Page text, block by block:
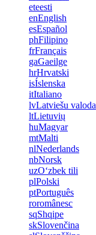
eteesti
enEnglish
esEspañol
phFilipino
frFrançais
gaGaeilge
hrHrvatski
isÍslenska
itItaliano
lvLatviešu valoda
ltLietuvių
huMagyar
mtMalti
nlNederlands
nbNorsk
uzOʻzbek tili
plPolski
ptPortuguês
roromânesc
sqShqipe
skSlovenčina